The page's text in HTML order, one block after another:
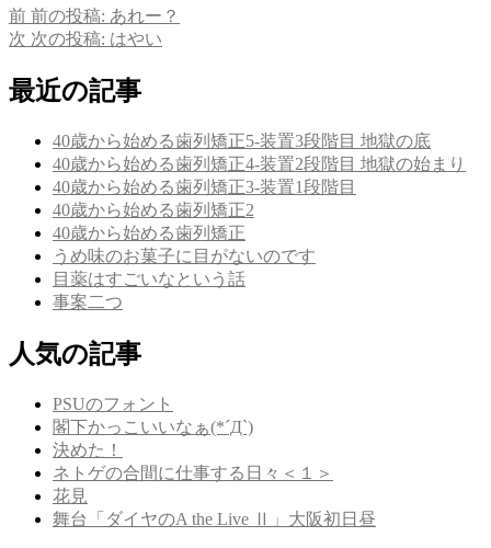
前 前の投稿: あれー？
次 次の投稿: はやい
最近の記事
40歳から始める歯列矯正5-装置3段階目 地獄の底
40歳から始める歯列矯正4-装置2段階目 地獄の始まり
40歳から始める歯列矯正3-装置1段階目
40歳から始める歯列矯正2
40歳から始める歯列矯正
うめ味のお菓子に目がないのです
目薬はすごいなという話
事案二つ
人気の記事
PSUのフォント
閣下かっこいいなぁ(*´Д`)
決めた！
ネトゲの合間に仕事する日々＜１＞
花見
舞台「ダイヤのA the Live Ⅱ」大阪初日昼